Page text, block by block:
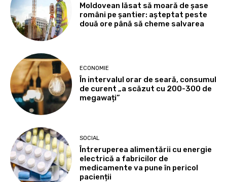
Moldovean lăsat să moară de șase
români pe șantier: așteptat peste
două ore până să cheme salvarea
ECONOMIE
În intervalul orar de seară, consumul
de curent „a scăzut cu 200-300 de
megawați”
SOCIAL
Întreruperea alimentării cu energie
electrică a fabricilor de
medicamente va pune în pericol
pacienții